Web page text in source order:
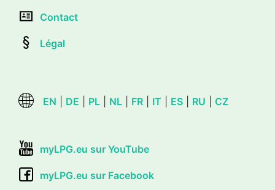
Contact
Légal
EN DE PL NL FR IT ES RU CZ
myLPG.eu sur YouTube
myLPG.eu sur Facebook